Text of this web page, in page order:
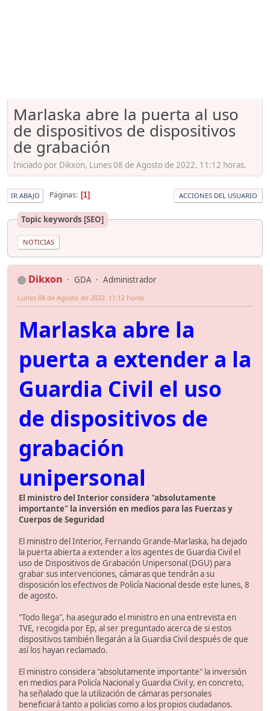
Marlaska abre la puerta al uso
de dispositivos de dispositivos
de grabación
Iniciado por Dikxon, Lunes 08 de Agosto de 2022. 11:12 horas.
IR ABAJO Páginas 1 ACCIONES DEL USUARIO
Topic keywords [SEO]
NOTICIAS
Dikxon GDA Administrador
Lunes 08 de Agosto de 2022. 11:12 horas.
Marlaska abre la
puerta a extender a la
Guardia Civil el uso
de dispositivos de
grabación
unipersonal
El ministro del Interior considera "absolutamente
importante" la inversión en medios para las Fuerzas y
Cuerpos de Seguridad
El ministro del Interior, Fernando Grande-Marlaska, ha dejado
la puerta abierta a extender a los agentes de Guardia Civil el
uso de Dispositivos de Grabación Unipersonal (DGU) para
grabar sus intervenciones, cámaras que tendrán a su
disposición los efectivos de Policía Nacional desde este lunes, 8
de agosto.
"Todo llega", ha asegurado el ministro en una entrevista en
TVE, recogida por Ep, al ser preguntado acerca de si estos
dispositivos también llegarán a la Guardia Civil después de que
así los hayan reclamado.
El ministro considera "absolutamente importante" la inversión
en medios para Policía Nacional y Guardia Civil y, en concreto,
ha señalado que la utilización de cámaras personales
beneficiará tanto a policías como a los propios ciudadanos.